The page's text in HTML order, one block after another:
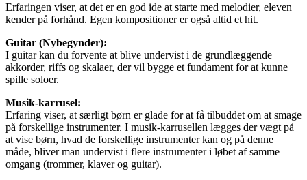
Erfaringen viser, at det er en god ide at starte med melodier, eleven
kender på forhånd. Egen kompositioner er også altid et hit.
Guitar (Nybegynder):
I guitar kan du forvente at blive undervist i de grundlæggende
akkorder, riffs og skalaer, der vil bygge et fundament for at kunne
spille soloer.
Musik-karrusel:
Erfaring viser, at særligt børn er glade for at få tilbuddet om at smage
på forskellige instrumenter. I musik-karrusellen lægges der vægt på
at vise børn, hvad de forskellige instrumenter kan og på denne
måde, bliver man undervist i flere instrumenter i løbet af samme
omgang (trommer, klaver og guitar).